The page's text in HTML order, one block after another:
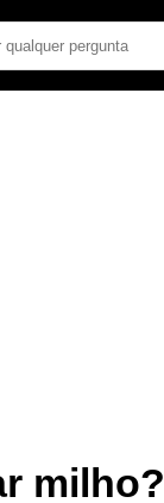
milho?